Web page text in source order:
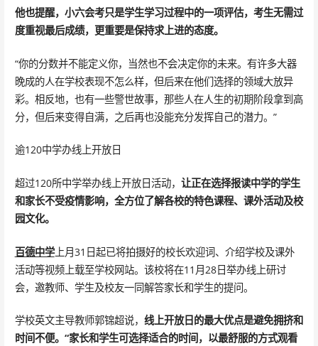
他也提醒，小六会考只是学生学习过程中的一项评估，考生无需过
度重视最后成绩，更重要是保持求上进的态度。
“你的分数并不能定义你，当然也不会决定你的未来。有许多大器
晚成的人在学校表现不怎么样，但后来在他们选择的领域大放异
彩。相反地，也有一些警世故事，那些人在人生的初期阶段拿到高
分，但后来变得自满，之后再也没能充分发挥自己的潜力。”
逾120中学办线上开放日
超过120所中学举办线上开放日活动， 让正在选择报读中学的学生
和家长不受疫情影响，全方位了解各校的特色课程、课外活动及校
园文化。
百德中学上月31日起已将拍摄好的校长欢迎词、介绍学校及课外
活动等视频上载至学校网站。该校将在11月28日举办线上研讨
会，邀教师、学生及校友一同解答家长和学生的提问。
学校英文主导教师郭锦超说， 线上开放日的最大优点是避免拥挤和
时间不便。“家长和学生可选择适合的时间，以最舒服的方式观看